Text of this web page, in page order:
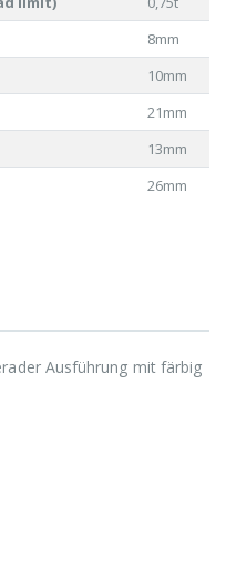
8mm
10mm
21mm
13mm
26mm
Ausführung mit färbig